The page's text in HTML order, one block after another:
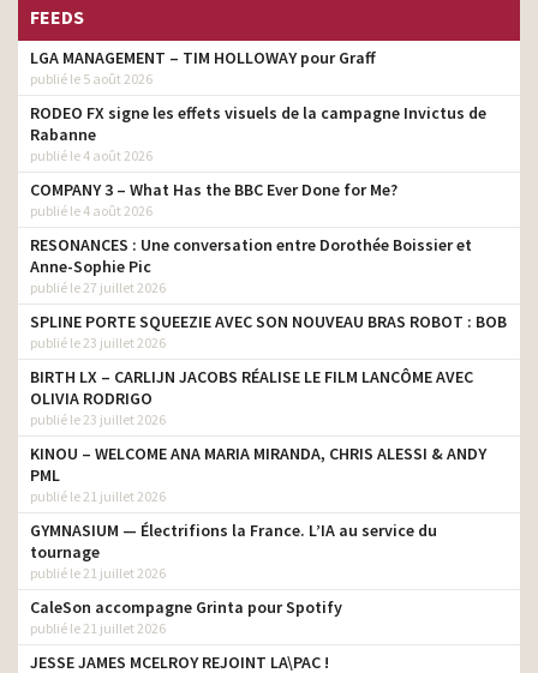
FEEDS
LGA MANAGEMENT – TIM HOLLOWAY pour Graff
publié le 5 août 2026
RODEO FX signe les effets visuels de la campagne Invictus de
Rabanne
publié le 4 août 2026
COMPANY 3 – What Has the BBC Ever Done for Me?
publié le 4 août 2026
RESONANCES : Une conversation entre Dorothée Boissier et
Anne-Sophie Pic
publié le 27 juillet 2026
SPLINE PORTE SQUEEZIE AVEC SON NOUVEAU BRAS ROBOT : BOB
publié le 23 juillet 2026
BIRTH LX – CARLIJN JACOBS RÉALISE LE FILM LANCÔME AVEC
OLIVIA RODRIGO
publié le 23 juillet 2026
KINOU – WELCOME ANA MARIA MIRANDA, CHRIS ALESSI & ANDY
PML
publié le 21 juillet 2026
GYMNASIUM — Électrifions la France. L’IA au service du
tournage
publié le 21 juillet 2026
CaleSon accompagne Grinta pour Spotify
publié le 21 juillet 2026
JESSE JAMES MCELROY REJOINT LA\PAC !